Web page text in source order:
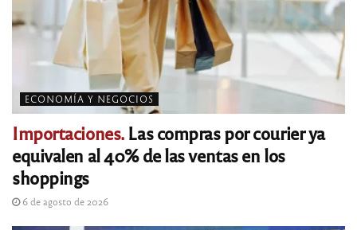
ECONOMÍA Y NEGOCIOS
Importaciones.Las compras por courier ya
equivalen al 40% de las ventas en los
shoppings
6 de agosto de 2026